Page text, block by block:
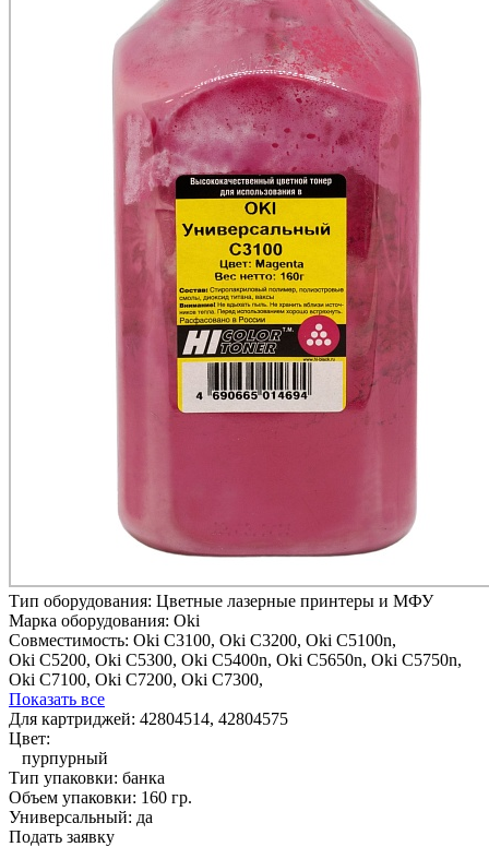
Тип оборудования: Цветные лазерные принтеры и МФУ
Марка оборудования: Oki
Совместимость: Oki C3100, Oki C3200, Oki C5100n,
Oki C5200, Oki C5300, Oki C5400n, Oki C5650n, Oki C5750n,
Oki C7100, Oki C7200, Oki C7300,
Показать все
Для картриджей: 42804514, 42804575
Цвет:
пурпурный
Тип упаковки: банка
Объем упаковки: 160 гр.
Универсальный: да
Подать заявку